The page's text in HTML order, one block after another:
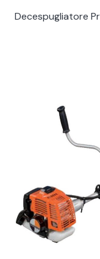
Decespugliatore